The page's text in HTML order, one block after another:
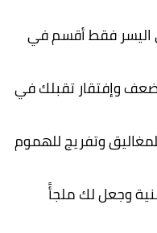
اليسر فقط أقسم في
وإفتقار تقبلك في
وتفريج للهموم
وجعل لك ملجأً